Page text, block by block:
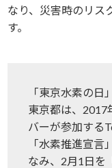
なり、災害時のリス
す。
「東京水素の日
東京都は、2017
バーが参加する
「水素推進宣
なみ、2月1日を